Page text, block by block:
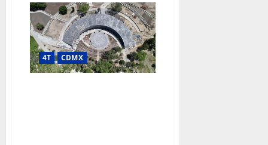
con
prospectiva:
luces,
sombras
y
lecciones
del
AIFA
según
4T CDMX